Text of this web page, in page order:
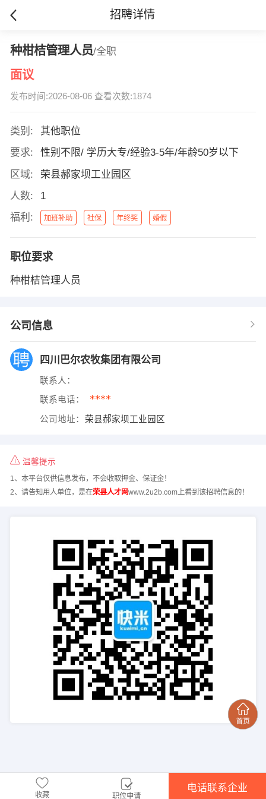
招聘详情
种柑桔管理人员/全职
面议
发布时间:2026-08-06 查看次数:1874
类别:
其他职位
要求:
性别不限/ 学历大专/经验3-5年/年龄50岁以下
区域:
荣县郝家坝工业园区
人数:
1
福利:
加班补助 社保 年终奖 婚假
职位要求
种柑桔管理人员
公司信息
四川巴尔农牧集团有限公司
联系人：
联系电话： ****
公司地址： 荣县郝家坝工业园区
温馨提示
1、本平台仅供信息发布，不会收取押金、保证金！
2、请告知用人单位，是在荣县人才网www.2u2b.com上看到该招聘信息的！
收藏 职位申请
电话联系企业